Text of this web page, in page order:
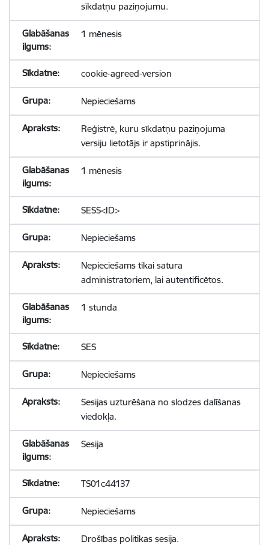
sīkdatņu paziņojumu.
1 mēnesis
cookie-agreed-version
Nepieciešams
Reģistrē, kuru sīkdatņu paziņojuma
versiju lietotājs ir apstiprinājis.
1 mēnesis
SESS<ID>
Nepieciešams
Nepieciešams tikai satura
administratoriem, lai autentificētos.
1 stunda
SES
Nepieciešams
Sesijas uzturēšana no slodzes dalīšanas
viedokļa.
Sesija
TS01c44137
Nepieciešams
Drošības politikas sesija.